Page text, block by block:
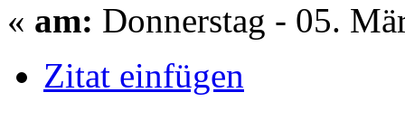
« am: Donnerstag - 05.
Zitat einfügen